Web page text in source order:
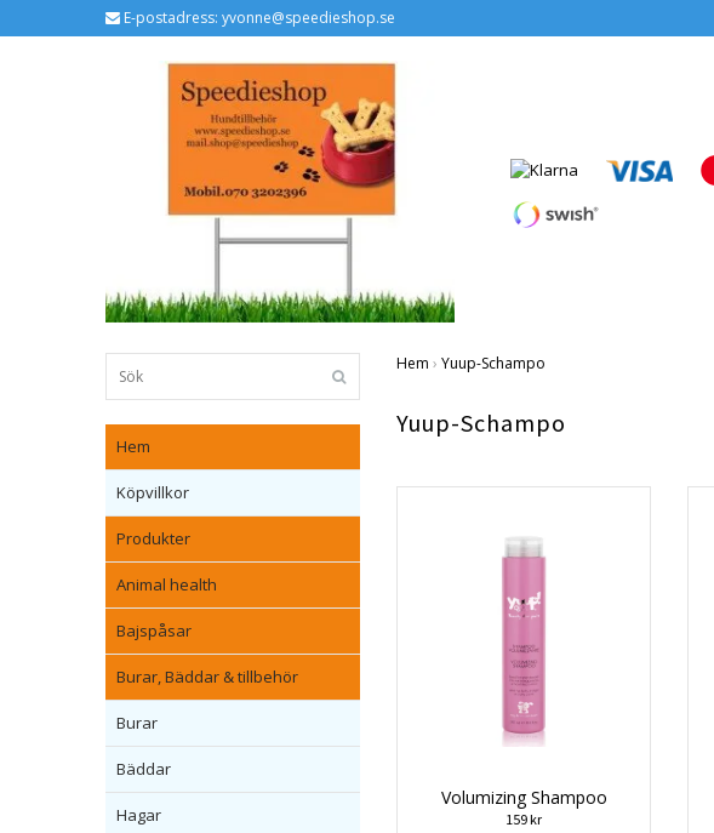
E-postadress: yvonne@speedieshop.se
Hem
Köpvillkor
Produkter
Animal health
Bajspåsar
Burar, Bäddar & tillbehör
Burar
Bäddar
Hagar
Hem › Yuup-Schampo
Yuup-Schampo
Volumizing Shampoo
159 kr